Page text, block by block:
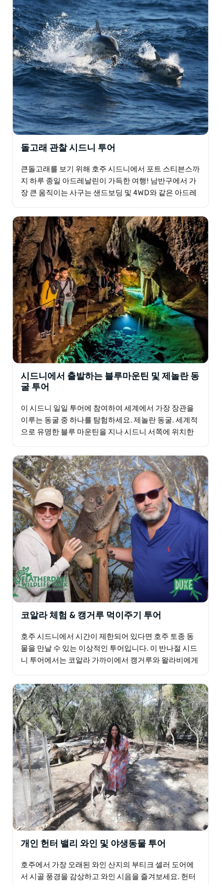
돌고래 관찰 시드니 투어
큰돌고래를 보기 위해 호주 시드니에서 포트 스티븐스까
지 하루 종일 아드레날린이 가득한 여행! 남반구에서 가
장 큰 움직이는 사구는 샌드보딩 및 4WD와 같은 아드레
시드니에서 출발하는 블루마운틴 및 제놀란 동
굴 투어
이 시드니 일일 투어에 참여하여 세계에서 가장 장관을
이루는 동굴 중 하나를 탐험하세요. 제놀란 동굴. 세계적
으로 유명한 블루 마운틴을 지나 시드니 서쪽에 위치한
코알라 체험 & 캥거루 먹이주기 투어
호주 시드니에서 시간이 제한되어 있다면 호주 토종 동
물을 만날 수 있는 이상적인 투어입니다. 이 반나절 시드
니 투어에서는 코알라 가까이에서 캥거루와 왈라비에게
는…
개인 헌터 밸리 와인 및 야생동물 투어
호주에서 가장 오래된 와인 산지의 부티크 셀러 도어에
서 시골 풍경을 감상하고 와인 시음을 즐겨보세요. 헌터